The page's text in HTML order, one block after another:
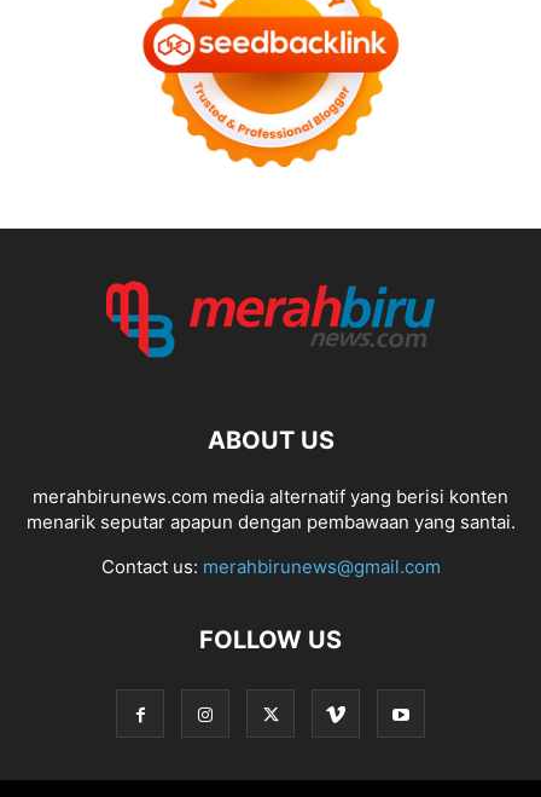
ABOUT US
merahbirunews.com media alternatif yang berisi konten
menarik seputar apapun dengan pembawaan yang santai.
Contact us: merahbirunews@gmail.com
FOLLOW US